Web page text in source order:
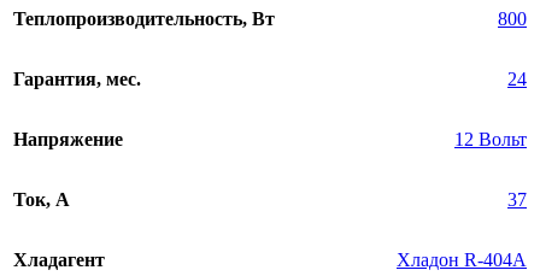
Теплопроизводительность, Вт 800
Гарантия, мес. 24
Напряжение 12 Вольт
Ток, А 37
Хладагент Хладон R-404A